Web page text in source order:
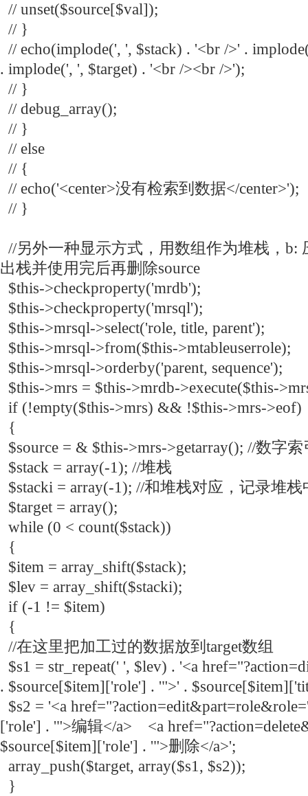
// unset($source[$val]);
// }
// echo(implode(', ', $stack) . '<br />' .
. implode(', ', $target) . '<br /><br />');
// }
// debug_array();
// }
// else
// {
// echo('<center>没有检索到数据</center>');
// }
//另外一种显示方式，用数组作为堆栈，b:
出栈并使用完后再删除source
$this->checkproperty('mrdb');
$this->checkproperty('mrsql');
$this->mrsql->select('role, title, parent');
$this->mrsql->from($this->mtableuserrole);
$this->mrsql->orderby('parent, sequence');
$this->mrs = $this->mrdb->execute($this-
if (!empty($this->mrs) && !$this->mrs->eof)
{
$source = & $this->mrs->getarray(); //数字索
$stack = array(-1); //堆栈
$stacki = array(-1); //和堆栈对应，记录堆
$target = array();
while (0 < count($stack))
{
$item = array_shift($stack);
$lev = array_shift($stacki);
if (-1 != $item)
{
//在这里把加工过的数据放到target数组
$s1 = str_repeat(' ', $lev) . '<a
. $source[$item]['role'] . '">' .
$s2 = '<a
['role'] . '">编辑</a> <a
$source[$item]['role'] . '">删除</a>';
array_push($target, array($s1, $s2));
}